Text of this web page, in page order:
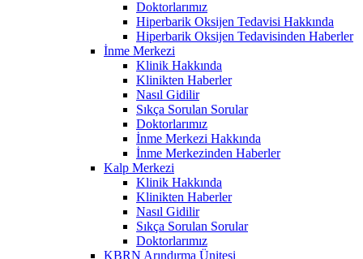
Doktorlarımız
Hiperbarik Oksijen Tedavisi Hakkında
Hiperbarik Oksijen Tedavisinden Haberler
İnme Merkezi
Klinik Hakkında
Klinikten Haberler
Nasıl Gidilir
Sıkça Sorulan Sorular
Doktorlarımız
İnme Merkezi Hakkında
İnme Merkezinden Haberler
Kalp Merkezi
Klinik Hakkında
Klinikten Haberler
Nasıl Gidilir
Sıkça Sorulan Sorular
Doktorlarımız
KBRN Arındırma Ünitesi